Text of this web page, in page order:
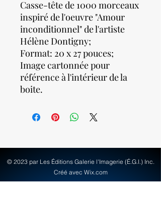
Casse-tête de 1000 morceaux
inspiré de l'oeuvre "Amour
inconditionnel" de l'artiste
Hélène Dontigny;
Format: 20 x 27 pouces;
Image cartonnée pour
référence à l'intérieur de la
boite.
© 2023 par Les Éditions Galerie l'Imagerie (É.G.I.) Inc.
Créé avec Wix.com